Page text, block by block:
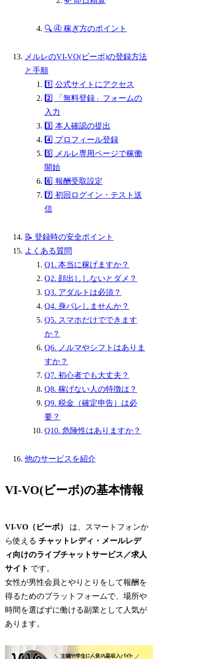
🔍 ④ 稼ぎ方のポイント
メルレのVI-VO(ビーボ)の登録方法
と手順
1️⃣ 公式サイトにアクセス
2️⃣ 「無料登録」フォームの
入力
3️⃣ 本人確認の提出
4️⃣ プロフィール登録
5️⃣ メルレ専用ページで稼働
開始
6️⃣ 報酬受取設定
7️⃣ 初回ログイン・テスト送
信
📝 登録時の安全ポイント
よくある質問
Q1. 本当に稼げますか？
Q2. 顔出ししないとダメ？
Q3. アダルトは必須？
Q4. 身バレしませんか？
Q5. スマホだけでできます
か？
Q6. ノルマやシフトはありま
すか？
Q7. 初心者でも大丈夫？
Q8. 稼げない人の特徴は？
Q9. 税金（確定申告）は必
要？
Q10. 危険性はありますか？
他のサービスを紹介
VI-VO(ビーボ)の基本情報
VI-VO（ビーボ）
は、スマートフォンか
ら使えるチャットレディ・メールレデ
ィ向けのライブチャットサービス／求人
サイト です。
女性が男性会員とやりとりをして報酬を
得るためのプラットフォームで、場所や
時間を選ばずに働ける副業として人気が
あります。